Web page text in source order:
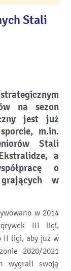
Stali
na sezon
jest już
m.in.
Stali
a
o
w
w 2014
III ligi,
II ligi, aby już w
2020/2021
wygrali swoją